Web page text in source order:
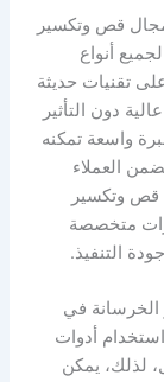
قص وتكسير
أنواع
تقنيات حديثة
دون التأثير
واسعة تمكنه
العملاء
قص وتكسير
متخصصة
التنفيذ.
في
استخدام أدوات
لذلك، يمكن